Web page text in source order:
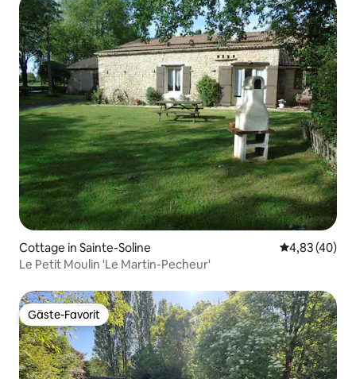
Cottage in Sainte-Soline
4,83 (40)
Le Petit Moulin 'Le Martin-Pecheur'
Gäste-Favorit
Gäste-Favorit